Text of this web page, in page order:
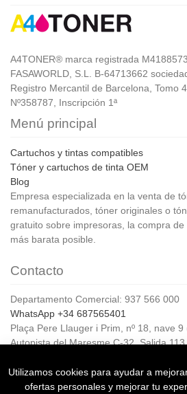
A4TONER® marca registrada
FASAWORLD, S.L. B-64713662
Registro Mercantil de Barcelona, Tomo
Nº358787, Inscripción 1ª
Menú principal
Cartuchos y tintas compatibles
Tóner y cartuchos de tinta OEM
Blog
Empresa especializada en la venta de
remanufacturados, tóner originales o
gratuito sobre impresoras, la compra
más barata posible.
Contacto
Departamento Comercial: 937 566 000
WhatsApp +34 687565401
Plaça Pere Llauger i Prim, nº 18, nave
Autopista del Maresme C-32, Salida 113
Horario de Atención al cliente:
De lunes a jueves de 8:00 a 17:00,
Utilizamos cookies para ayudar a
ofertas personales y mejorar tu